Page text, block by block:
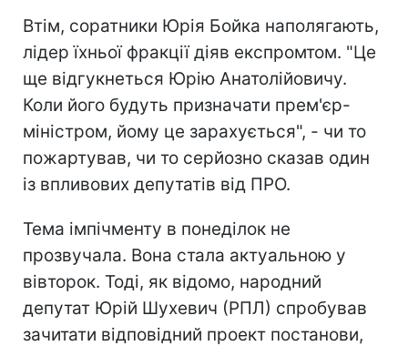
Втім, соратники Юрія Бойка наполягають,
лідер їхньої фракції діяв експромтом. "Це
ще відгукнеться Юрію Анатолійовичу.
Коли його будуть призначати прем'єр-
міністром, йому це зарахується", - чи то
пожартував, чи то серйозно сказав один
із впливових депутатів від ПРО.
Тема імпічменту в понеділок не
прозвучала. Вона стала актуальною у
вівторок. Тоді, як відомо, народний
депутат Юрій Шухевич (РПЛ) спробував
зачитати відповідний проект постанови,